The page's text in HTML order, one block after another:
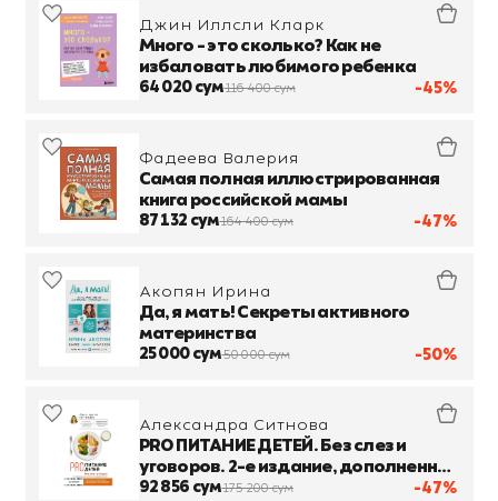
-45%
Джин Иллсли Кларк
Много - это сколько? Как не
избаловать любимого ребенка
64 020 сум116 400 сум
-47%
Фадеева Валерия
Самая полная иллюстрированная
книга российской мамы
87 132 сум164 400 сум
-50%
Акопян Ирина
Да, я мать! Секреты активного
материнства
25 000 сум50 000 сум
-47%
Александра Ситнова
PRO ПИТАНИЕ ДЕТЕЙ. Без слез и
уговоров. 2-е издание, дополненное
и переработанное
92 856 сум175 200 сум